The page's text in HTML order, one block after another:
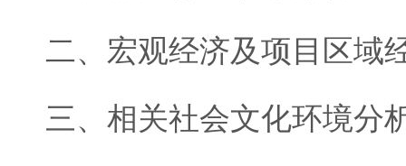
二、宏观经济及项目区域
三、相关社会文化环境分